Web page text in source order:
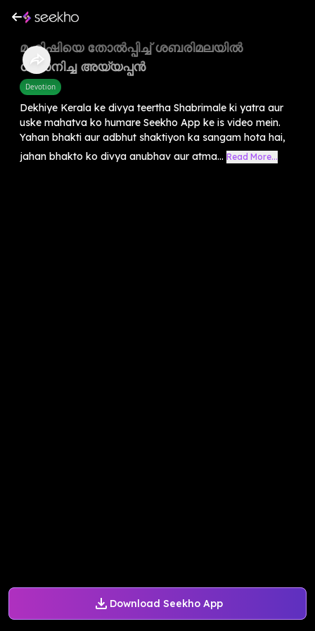
Download Seekho App
മഹിഷിയെ തോൽപ്പിച്ച് ശബരിമലയിൽ
ധ്യാനിച്ച അയ്യപ്പൻ
Devotion
Dekhiye Kerala ke divya teertha Shabrimale ki yatra aur
uske mahatva ko humare Seekho App ke is video mein.
Yahan bhakti aur adbhut shaktiyon ka sangam hota hai,
jahan bhakto ko divya anubhav aur atma... Read More...